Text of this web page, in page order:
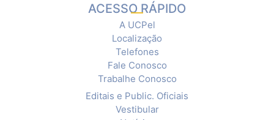
ACESSO RÁPIDO
A UCPel
Localização
Telefones
Fale Conosco
Trabalhe Conosco
Editais e Public. Oficiais
Vestibular